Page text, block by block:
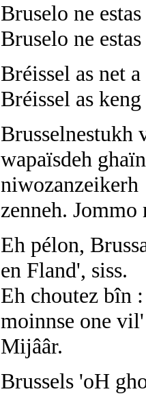
Bruselo ne
Bruselo ne
Bréissel as net
Bréissel as
Brusselnestukh
wapaïsdeh
zenneh.
Eh pélon,
en Fland', siss.
Eh choutez bîn
moinnse one
Mijââr.
Brussels 'oH